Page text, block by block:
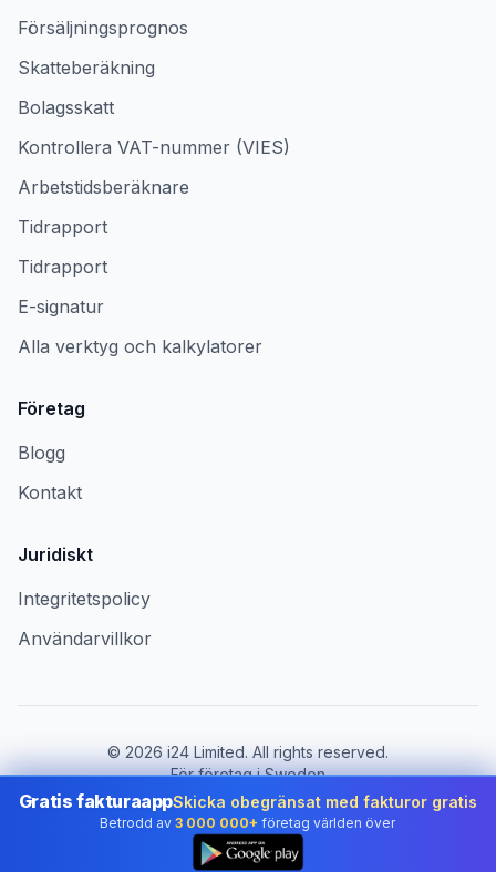
Försäljningsprognos
Skatteberäkning
Bolagsskatt
Kontrollera VAT-nummer (VIES)
Arbetstidsberäknare
Tidrapport
Tidrapport
E-signatur
Alla verktyg och kalkylatorer
Företag
Blogg
Kontakt
Juridiskt
Integritetspolicy
Användarvillkor
© 2026 i24 Limited. All rights reserved.
För företag i Sweden
Byt land:
Sweden
Gratis fakturaappSkicka obegränsat med fakturor gratis
Betrodd av 3 000 000+ företag världen över